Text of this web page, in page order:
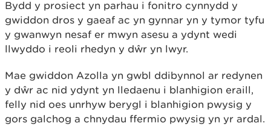
Bydd y prosiect yn parhau i fonitro cynnydd y
gwiddon dros y gaeaf ac yn gynnar yn y tymor tyfu
y gwanwyn nesaf er mwyn asesu a ydynt wedi
llwyddo i reoli rhedyn y dŵr yn lwyr.
Mae gwiddon Azolla yn gwbl ddibynnol ar redynen
y dŵr ac nid ydynt yn lledaenu i blanhigion eraill,
felly nid oes unrhyw berygl i blanhigion pwysig y
gors galchog a chnydau ffermio pwysig yn yr ardal.